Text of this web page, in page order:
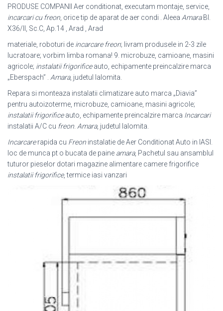
PRODUSE COMPANII Aer conditionat, executam montaje, service,
incarcari cu freon , orice tip de aparat de aer condi . Aleea AmaraBl.
X36/II, Sc.C, Ap.14 , Arad , Arad
materiale, roboturi de incarcare freon; livram produsele in 2-3 zile
lucratoare; vorbim limba romana! 9. microbuze, camioane, masini
agricole; instalatii frigorificeauto, echipamente preincalzire marca
„Eberspach” . Amara, judetul Ialomita.
Repara si monteaza instalatii climatizare auto marca „Diavia”
pentru autoizoterme, microbuze, camioane, masini agricole;
instalatii frigorificeauto, echipamente preincalzire marca Incarcari
instalatii A/C cu freon Amara, judetul Ialomita.
Incarcarerapida cu Freon instalatie de Aer Conditionat Auto in IASI.
loc de munca pt o bucata de paine amara, Pachetul sau ansamblul
tuturor pieselor dotari magazine alimentare camere frigorifice
instalatii frigorifice, termice iasi vanzari